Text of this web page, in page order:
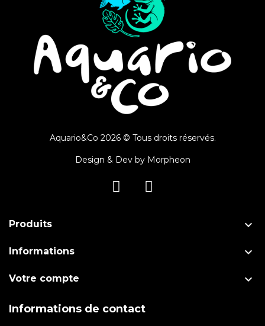
Aquario&Co 2026 © Tous droits réservés.
Design & Dev by Morpheon
Produits 
Informations 
Votre compte 
Informations de contact